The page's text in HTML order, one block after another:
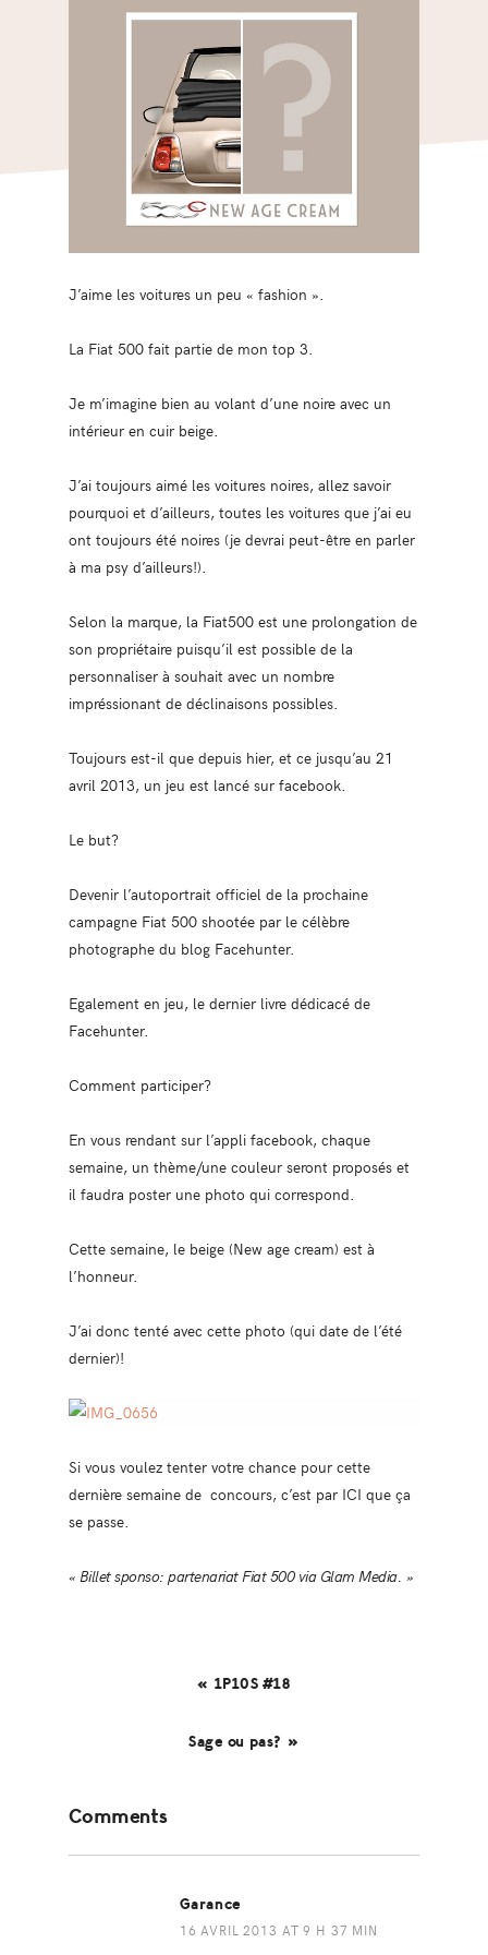
J’aime les voitures un peu « fashion ».
La Fiat 500 fait partie de mon top 3.
Je m’imagine bien au volant d’une noire avec un
intérieur en cuir beige.
J’ai toujours aimé les voitures noires, allez savoir
pourquoi et d’ailleurs, toutes les voitures que j’ai eu
ont toujours été noires (je devrai peut-être en parler
à ma psy d’ailleurs!).
Selon la marque, la Fiat500 est une prolongation de
son propriétaire puisqu’il est possible de la
personnaliser à souhait avec un nombre
impréssionant de déclinaisons possibles.
Toujours est-il que depuis hier, et ce jusqu’au 21
avril 2013, un jeu est lancé sur facebook.
Le but?
Devenir l’autoportrait officiel de la prochaine
campagne Fiat 500 shootée par le célèbre
photographe du blog Facehunter.
Egalement en jeu, le dernier livre dédicacé de
Facehunter.
Comment participer?
En vous rendant sur l’appli facebook, chaque
semaine, un thème/une couleur seront proposés et
il faudra poster une photo qui correspond.
Cette semaine, le beige (New age cream) est à
l’honneur.
J’ai donc tenté avec cette photo (qui date de l’été
dernier)!
Si vous voulez tenter votre chance pour cette
dernière semaine de concours, c’est par ICI que ça
se passe.
« Billet sponso: partenariat Fiat 500 via Glam Media. »
« 1P10S #18
Sage ou pas? »
Interactions
Comments
Garance
16 AVRIL 2013 AT 9 H 37 MIN